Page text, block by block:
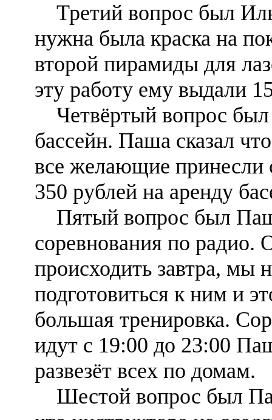
Третий вопрос был
нужна была краска на
второй пирамиды для
эту работу ему выдали
Четвёртый вопрос
бассейн. Паша сказал
все желающие принесли
350 рублей на аренду
Пятый вопрос был
соревнования по радио.
происходить завтра, мы
подготовиться к ним и
большая тренировка.
идут с 19:00 до 23:00
развезёт всех по домам.
Шестой вопрос был